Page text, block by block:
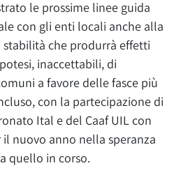
le prossime linee guida
con gli enti locali anche alla
che produrrà effetti
inaccettabili, di
a favore delle fasce più
con la partecipazione di
Ital e del Caaf UIL con
nuovo anno nella speranza
quello in corso.